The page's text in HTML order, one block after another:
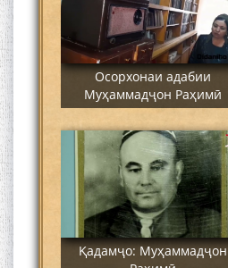
Осорхонаи адабии
Муҳаммадҷон Раҳимӣ
Қадамҷо: Муҳаммадҷон